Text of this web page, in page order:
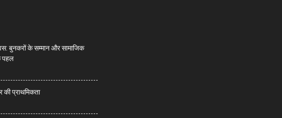
बुनकरों के सम्मान और सामाजिक
पहल
की प्राथमिकता